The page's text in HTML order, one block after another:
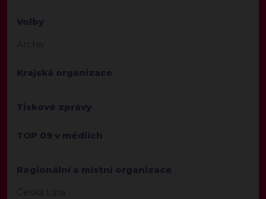
Volby
Archiv
Krajská organizace
Tiskové zprávy
TOP 09 v médiích
Regionální a místní organizace
Česká Lípa